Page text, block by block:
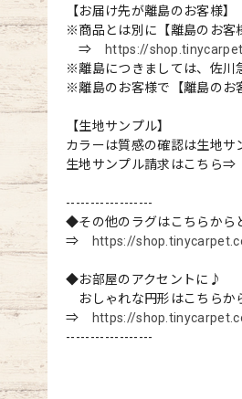
【お届け先が離島のお客様】
※商品とは別に【離島のお客
⇒
https://
※離島につきましては、佐川
※離島のお客様で【離島のお
【生地サンプル】
カラーは質感の確認は生地サ
生地サンプル請求はこちら⇒
------------------
◆その他のラグはこちらから
⇒
https://
◆お部屋のアクセントに♪
おしゃれな円形はこちらか
⇒
https://
------------------